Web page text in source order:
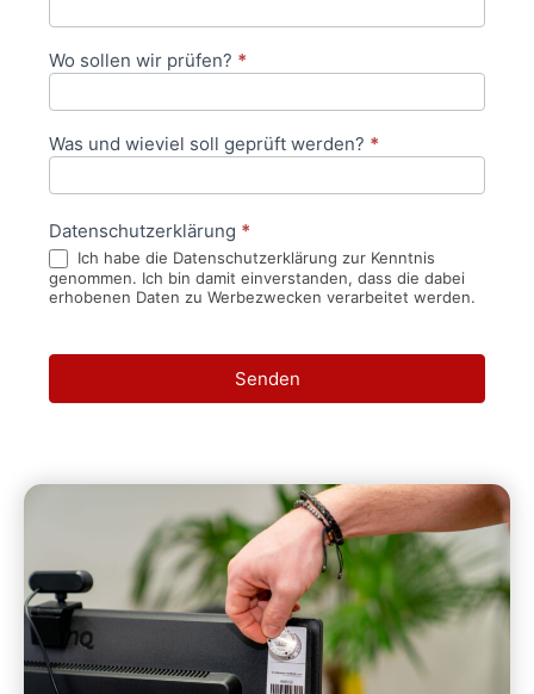
Wo sollen wir prüfen? *
Was und wieviel soll geprüft werden? *
Datenschutzerklärung *
Ich habe die Datenschutzerklärung zur Kenntnis
genommen. Ich bin damit einverstanden, dass die dabei
erhobenen Daten zu Werbezwecken verarbeitet werden.
Senden